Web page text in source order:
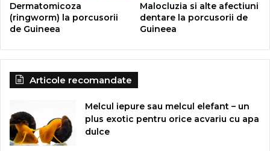
Dermatomicoza
(ringworm) la porcusorii
de Guineea
Malocluzia si alte afectiuni
dentare la porcusorii de
Guineea
Articole recomandate
Melcul iepure sau melcul elefant – un
plus exotic pentru orice acvariu cu apa
dulce